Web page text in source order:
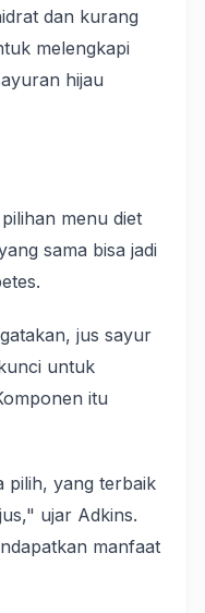
dan kurang
melengkapi
hijau
menu diet
sama bisa jadi
jus sayur
untuk
itu
pilih, yang terbaik
ujar Adkins.
manfaat